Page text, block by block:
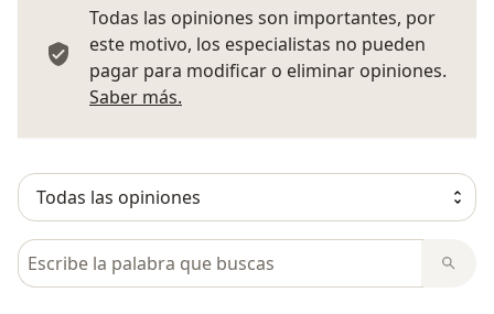
Todas las opiniones son importantes, por
este motivo, los especialistas no pueden
pagar para modificar o eliminar opiniones.
Saber más.
Busca en opiniones